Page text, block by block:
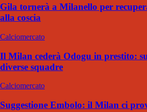
Gila tornerà a Milanello per
alla coscia
Calciomercato
Il Milan cederà Odogu in prestito:
diverse squadre
Calciomercato
Suggestione Embolo: il Milan ci